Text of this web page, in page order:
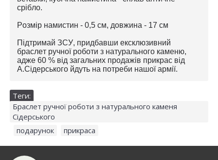
срібло.
Розмір намистин - 0,5 см, довжина - 17 см
Підтримай ЗСУ, придбавши ексклюзивний
браслет ручної роботи з натурального каменю,
адже 60 % від загальних продажів прикрас від
А.Сідерського йдуть на потреби нашої армії.
Теги:
Браслет ручної роботи з натурального каменя
Сідерського
подарунок прикраса